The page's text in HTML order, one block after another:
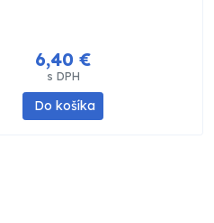
6,40 €
s DPH
Do košíka